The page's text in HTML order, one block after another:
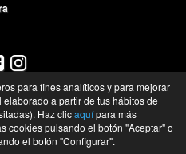
200
Laguna - Sta. Cruz de Tenerife- España
Tienda online de recambios de Gira
para fines analíticos y para mejorar
a partir de tus hábitos de
Haz clicaquípara más
cookies pulsando el botón "Aceptar" o
el botón "Configurar".